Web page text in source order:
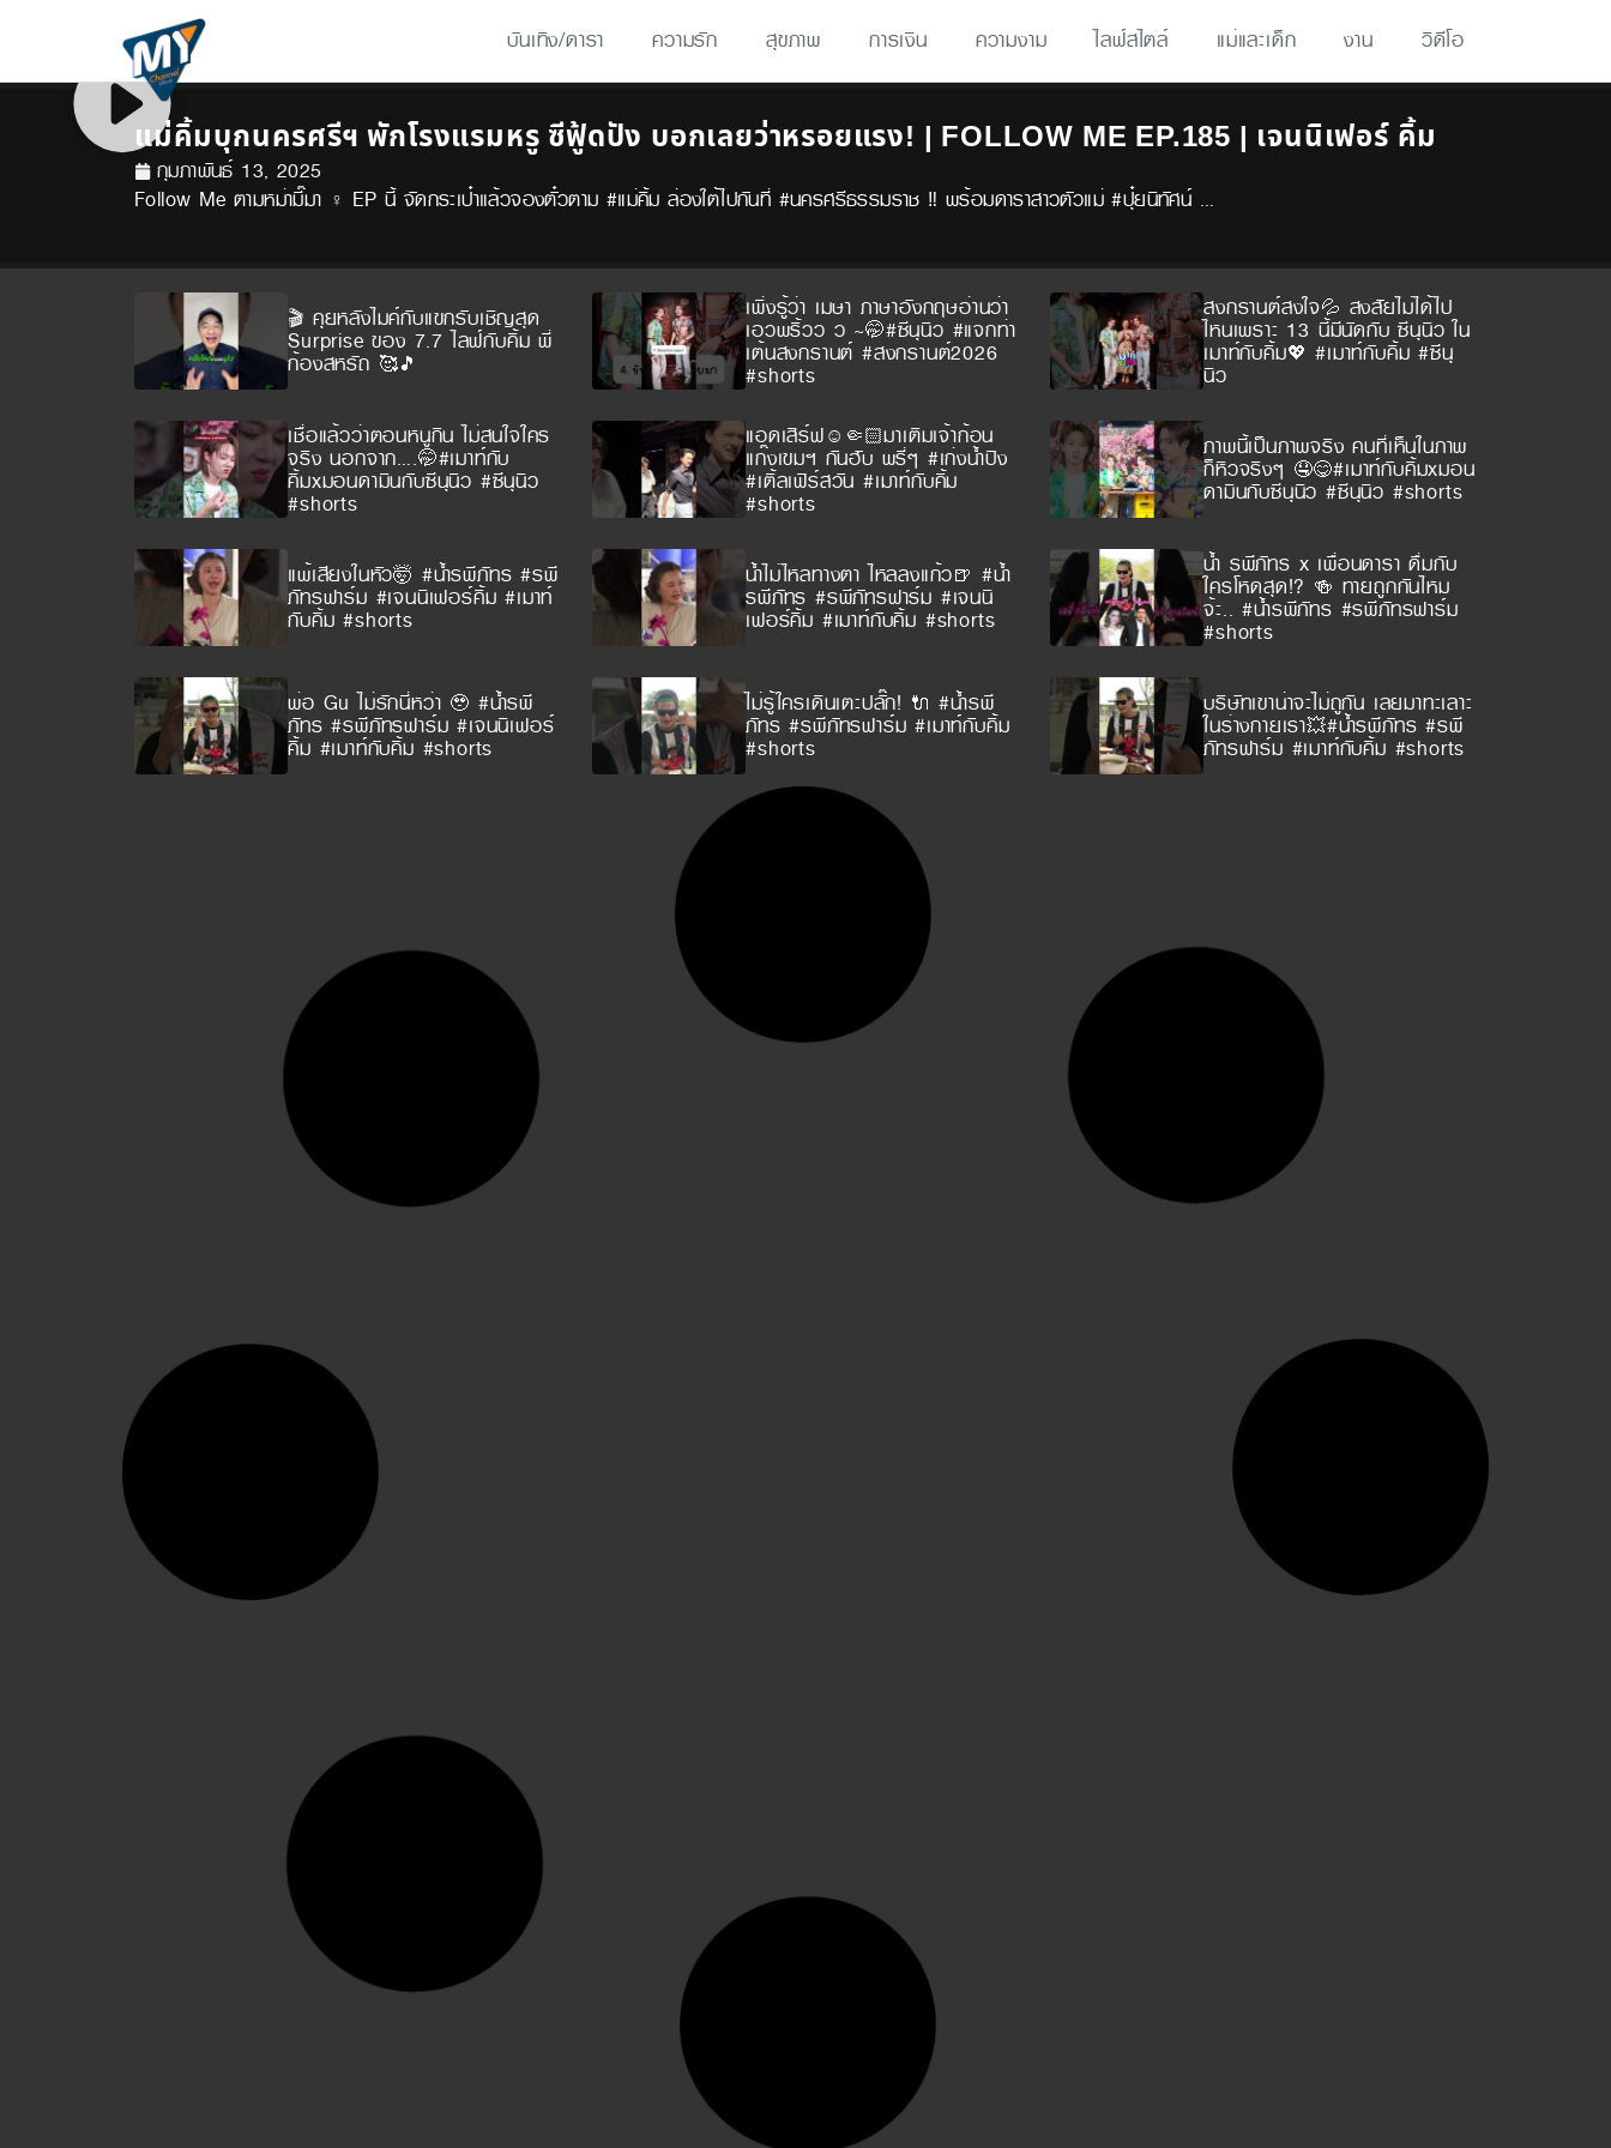
บันเทิง/ดารา ความรัก สุขภาพ การเงิน ความงาม ไลฟ์สไตล์ แม่และเด็ก งาน วิดีโอ
แม่คิ้มบุกนครศรีฯ พักโรงแรมหรู ซีฟู้ดปัง บอกเลยว่าหรอยแรง! | FOLLOW ME EP.185 | เจนนิเฟอร์ คิ้ม
กุมภาพันธ์ 13, 2025
Follow Me ตามหม่ามี๊มา ‍♀️ EP นี้ จัดกระเป๋าแล้วจองตั๋วตาม #แม่คิ้ม ล่องใต้ไปกันที่ #นครศรีธรรมราช ‼️ พร้อมดาราสาวตัวแม่ #ปุ๋ยนิทัศน์ …
🎬 คุยหลังไมค์กับแขกรับเชิญสุด
Surprise ของ 7.7 ไลฟ์กับคิ้ม พี่
ก้องสหรัถ 🥰🎵
เพิ่งรู้ว่า เมษา ภาษาอังกฤษอ่านว่า
เอวพริ้วว ว ~🤭#ซีนุนิว #แจกท่า
เต้นสงกรานต์ #สงกรานต์2026
#shorts
สงกรานต์สงใจ💦 สงสัยไม่ได้ไป
ไหนเพราะ 13 นี้มีนัดกับ ซีนุนิว ใน
เมาท์กับคิ้ม💖 #เมาท์กับคิ้ม #ซีนุ
นิว
เชื่อแล้วว่าตอนหนูกิน ไม่สนใจใคร
จริง นอกจาก….🤭#เมาท์กับ
คิ้มxมอนดามินกับซีนุนิว #ซีนุนิว
#shorts
แอดเสิร์ฟ☺️🤏🏻มาเติมเจ้าก้อน
แก๊งเขมฯ กันฮับ พรี่ๆ #เก่งน้ำปิง
#เติ้ลเฟิร์สวัน #เมาท์กับคิ้ม
#shorts
ภาพนี้เป็นภาพจริง คนที่เห็นในภาพ
ก็หิวจริงๆ 🤤😋#เมาท์กับคิ้มxมอน
ดามินกับซีนุนิว #ซีนุนิว #shorts
แพ้เสียงในหัว🤯 #น้ำรพีภัทร #รพี
ภัทรฟาร์ม #เจนนิเฟอร์คิ้ม #เมาท์
กับคิ้ม #shorts
น้ำไม่ไหลทางตา ไหลลงแก้ว🍺 #น้ำ
รพีภัทร #รพีภัทรฟาร์ม #เจนนิ
เฟอร์คิ้ม #เมาท์กับคิ้ม #shorts
น้ำ รพีภัทร x เพื่อนดารา ดื่มกับ
ใครโหดสุด!? 🍻 ทายถูกกันไหม
จ้ะ.. #น้ำรพีภัทร #รพีภัทรฟาร์ม
#shorts
พ่อ Gu ไม่รักนี่หว่า 🥹 #น้ำรพี
ภัทร #รพีภัทรฟาร์ม #เจนนิเฟอร์
คิ้ม #เมาท์กับคิ้ม #shorts
ไม่รู้ใครเดินเตะปลั๊ก! 🔌 #น้ำรพี
ภัทร #รพีภัทรฟาร์ม #เมาท์กับคิ้ม
#shorts
บริษัทเขาน่าจะไม่ถูกัน เลยมาทะเลาะ
ในร่างกายเรา💥#น้ำรพีภัทร #รพี
ภัทรฟาร์ม #เมาท์กับคิ้ม #shorts